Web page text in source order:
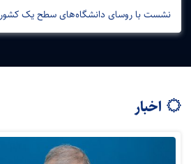
نشست با روسای دانشگاه‌های سطح یک کشور
اخبار